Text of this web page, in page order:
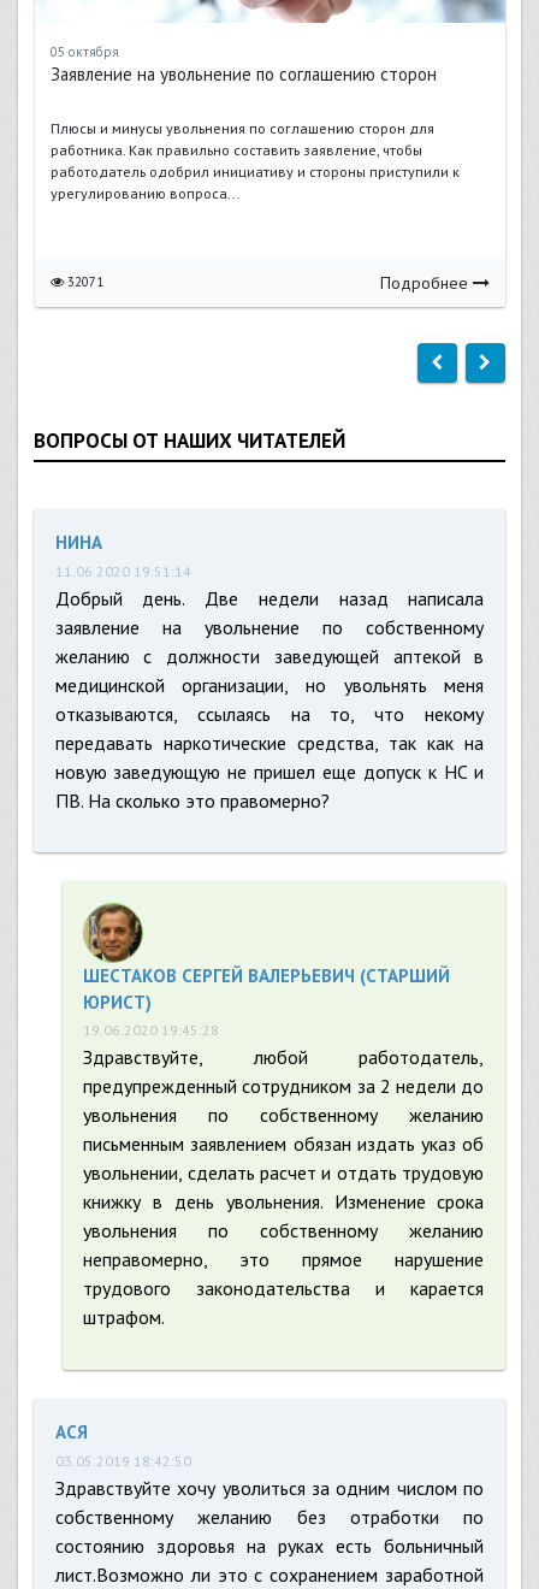
05 октября
Заявление на увольнение по соглашению сторон
Плюсы и минусы увольнения по соглашению сторон для
работника. Как правильно составить заявление, чтобы
работодатель одобрил инициативу и стороны приступили к
урегулированию вопроса...
32071 Подробнее
ВОПРОСЫ ОТ НАШИХ ЧИТАТЕЛЕЙ
НИНА
11.06.2020 19:51:14
Добрый день. Две недели назад написала
заявление на увольнение по собственному
желанию с должности заведующей аптекой в
медицинской организации, но увольнять меня
отказываются, ссылаясь на то, что некому
передавать наркотические средства, так как на
новую заведующую не пришел еще допуск к НС и
ПВ. На сколько это правомерно?
ШЕСТАКОВ СЕРГЕЙ ВАЛЕРЬЕВИЧ (СТАРШИЙ
ЮРИСТ)
19.06.2020 19:45:28
Здравствуйте, любой работодатель,
предупрежденный сотрудником за 2 недели до
увольнения по собственному желанию
письменным заявлением обязан издать указ об
увольнении, сделать расчет и отдать трудовую
книжку в день увольнения. Изменение срока
увольнения по собственному желанию
неправомерно, это прямое нарушение
трудового законодательства и карается
штрафом.
АСЯ
03.05.2019 18:42:50
Здравствуйте хочу уволиться за одним числом по
собственному желанию без отработки по
состоянию здоровья на руках есть больничный
лист.Возможно ли это с сохранением заработной